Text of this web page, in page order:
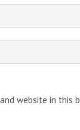
and website in